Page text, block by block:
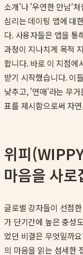
소개'나 '우연한 만남'
심리는 데이팅 앱에 대
다. 사용자들은 앱을 통
과정이 지나치게 목적
합니다. 바로 이 지점에
받기 시작했습니다. 이
낮추고, '연애'라는 무
표를 제시함으로써 자
위피
마음을 사로
글로벌 강자들이 선점한
가 단기간에 높은 충성
었던 비결은 무엇일까
의 마음을 읽는 섬세한